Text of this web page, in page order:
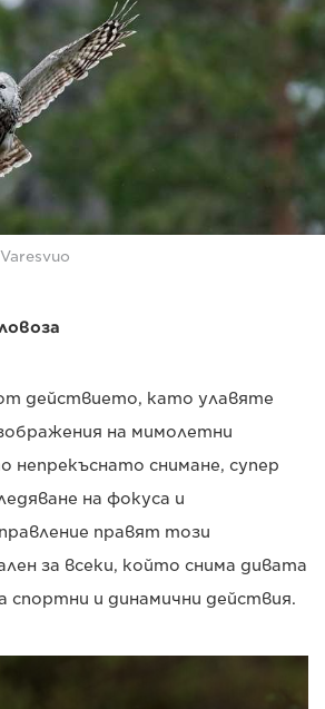
действието, като улавяте
на мимолетни
непрекъснато снимане, супер
на фокуса и
правят този
за всеки, който снима дивата
спортни и динамични действия.